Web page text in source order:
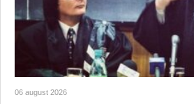
06 august 2026